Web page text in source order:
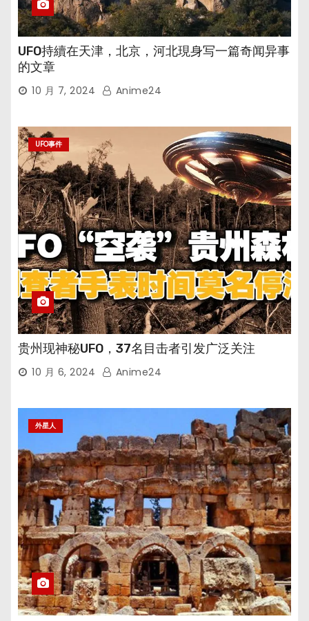
UFO持續在天津，北京，河北現身写一篇奇闻异事
的文章
10 月 7, 2024 Anime24
UFO事件
贵州现神秘UFO，37名目击者引发广泛关注
10 月 6, 2024 Anime24
外星人